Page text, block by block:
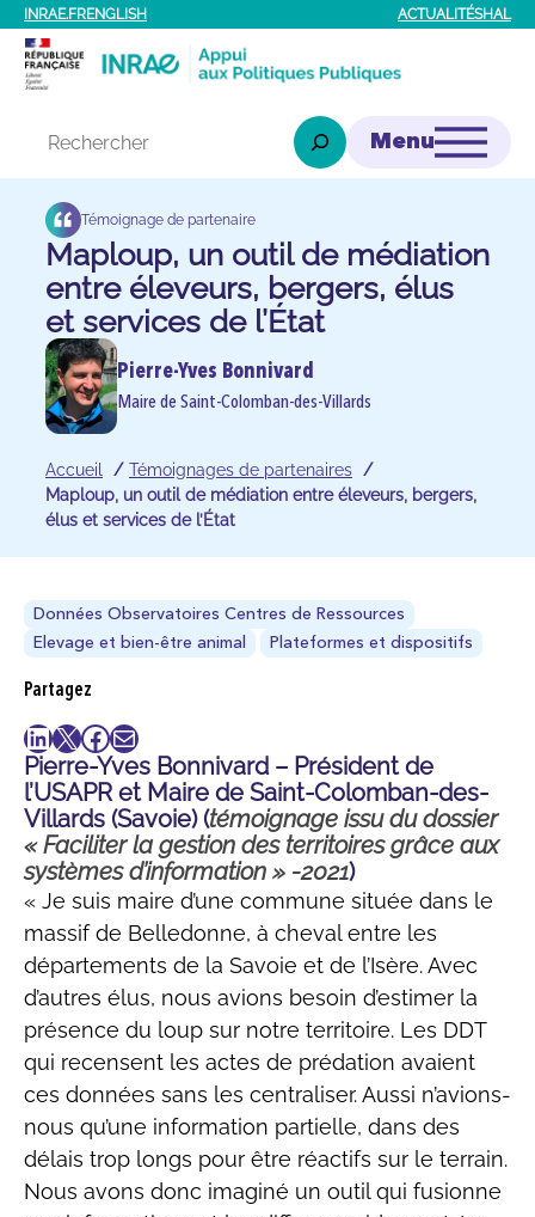
Aller
contenu
INRAE.FRENGLISH ACTUALITÉSHAL
Rechercher
Témoignage de partenaire
Maploup, un outil de médiation
entre éleveurs, bergers, élus
et services de l’État
Pierre-Yves Bonnivard
Maire de Saint-Colomban-des-Villards
Accueil
Témoignages de partenaires
Maploup, un outil de médiation entre éleveurs, bergers,
élus et services de l’État
Données Observatoires Centres de Ressources
Elevage et bien-être animal
Plateformes et dispositifs
Partagez
LinkedIn
X Facebook
E-mail
Pierre-Yves Bonnivard – Président de
l’USAPR et Maire de Saint-Colomban-des-
Villards (Savoie) (témoignage issu du dossier
« Faciliter la gestion des territoires grâce aux
systèmes d’information » -2021)
« Je suis maire d’une commune située dans le
massif de Belledonne, à cheval entre les
départements de la Savoie et de l’Isère. Avec
d’autres élus, nous avions besoin d’estimer la
présence du loup sur notre territoire. Les DDT
qui recensent les actes de prédation avaient
ces données sans les centraliser. Aussi n’avions-
nous qu’une information partielle, dans des
délais trop longs pour être réactifs sur le terrain.
Nous avons donc imaginé un outil qui fusionne